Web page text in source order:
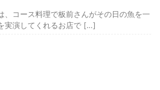
、コース料理で板前さんがその日の魚を一
実演してくれるお店で […]